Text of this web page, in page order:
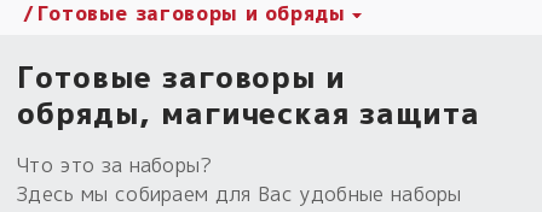
Книги
Коллекции
Наборы для курсов и книг
Обереги славян нательные
Магия
Библиография
С чего начать?
Материалы
Для алтаря
Расходные материалы
Готовые заговоры
Для чего:
Готовые заговоры и обряды
Готовые заговоры и
обряды, магическая защита
Что это за наборы?
Здесь мы собираем для Вас удобные наборы